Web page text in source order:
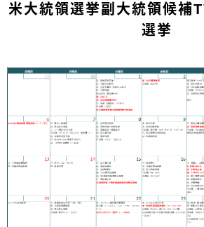
米大統領選挙副大統領候補
選挙